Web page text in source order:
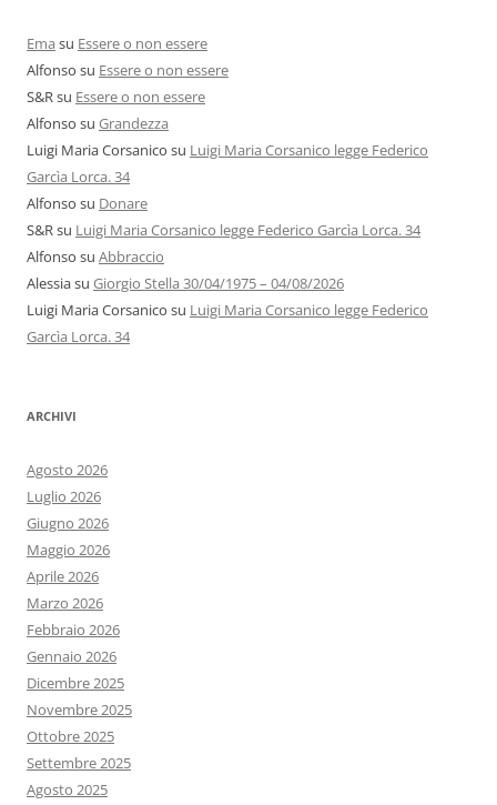
Ema su Essere o non essere
Alfonso su Essere o non essere
S&Rsu Essere o non essere
Alfonso su Grandezza
Luigi Maria Corsanico su Luigi Maria Corsanico legge Federico
Garcìa Lorca. 34
Alfonso su Donare
S&Rsu Luigi Maria Corsanico legge Federico Garcìa Lorca. 34
Alfonso su Abbraccio
Alessiasu Giorgio Stella 30/04/1975 – 04/08/2026
Luigi Maria Corsanico su Luigi Maria Corsanico legge Federico
Garcìa Lorca. 34
ARCHIVI
Agosto 2026
Luglio 2026
Giugno 2026
Maggio 2026
Aprile 2026
Marzo 2026
Febbraio 2026
Gennaio 2026
Dicembre 2025
Novembre 2025
Ottobre 2025
Settembre 2025
Agosto 2025